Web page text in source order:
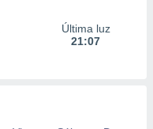
Última luz
21:07